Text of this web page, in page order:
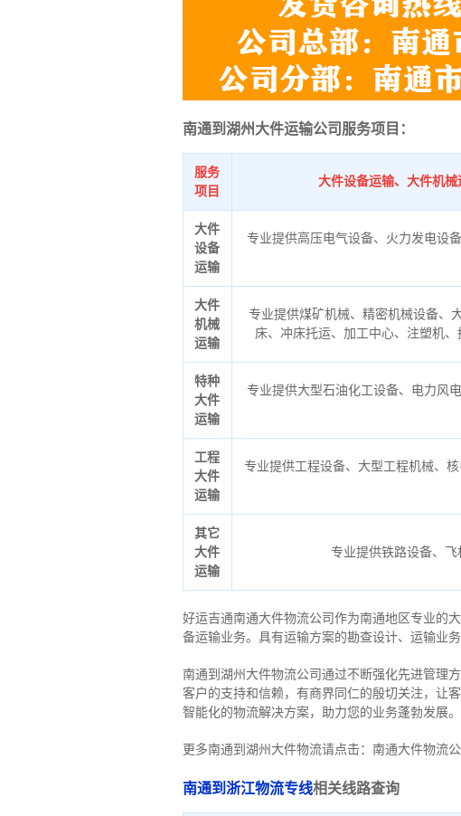
南通到湖州大件运输公司服务项目：
服务
项目
大件设备运输、大件机
大件
设备
运输
专业提供高压电气设备、火力发电设
大件
机械
运输
专业提供煤矿机械、精密机械设备、
床、冲床托运、加工中心、注塑机
特种
大件
运输
专业提供大型石油化工设备、电力风
工程
大件
运输
专业提供工程设备、大型工程机械、
其它
大件
运输
专业提供铁路设备、飞
好运吉通南通大件物流公司作为南通地区专业的
备运输业务。具有运输方案的勘查设计、运输业
南通到湖州大件物流公司通过不断强化先进管理
客户的支持和信赖，有商界同仁的殷切关注， 让
智能化的物流解决方案，助力您的业务蓬勃发展。
更多南通到湖州大件物流请点击：南通大件物流
南通到浙江物流专线相关线路查询